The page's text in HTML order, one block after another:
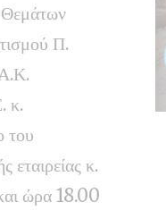
Θεμάτων
Π.
κ.
του
κ.
ώρα 18.00